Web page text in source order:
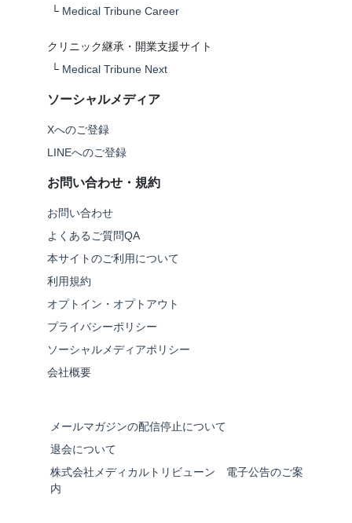
└ Medical Tribune Career
クリニック継承・開業支援サイト
└ Medical Tribune Next
ソーシャルメディア
Xへのご登録
LINEへのご登録
お問い合わせ・規約
お問い合わせ
よくあるご質問QA
本サイトのご利用について
利用規約
オプトイン・オプトアウト
プライバシーポリシー
ソーシャルメディアポリシー
会社概要
メールマガジンの配信停止について
退会について
株式会社メディカルトリビューン 電子公告のご案
内